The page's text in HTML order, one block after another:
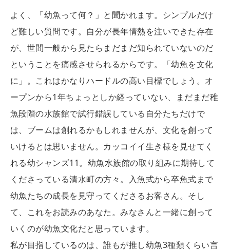
よく、「幼魚って何？」と聞かれます。シンプルだけ
ど難しい質問です。自分が長年情熱を注いできた存在
が、世間一般から見たらまだまだ知られていないのだ
ということを痛感させられるからです。「幼魚を文化
に」。これはかなりハードルの高い目標でしょう。オ
ープンから1年ちょっとしか経っていない、まだまだ稚
魚段階の水族館で試行錯誤している自分たちだけで
は、ブームは創れるかもしれませんが、文化を創って
いけるとは思いません。カッコイイ生き様を見せてく
れる幼シャンズ11。幼魚水族館の取り組みに期待して
くださっている清水町の方々。入魚式から卒魚式まで
幼魚たちの成長を見守ってくださるお客さん。そし
て、これをお読みのあなた。みなさんと一緒に創って
いくのが幼魚文化だと思っています。
私が目指しているのは、誰もが推し幼魚3種類くらい言